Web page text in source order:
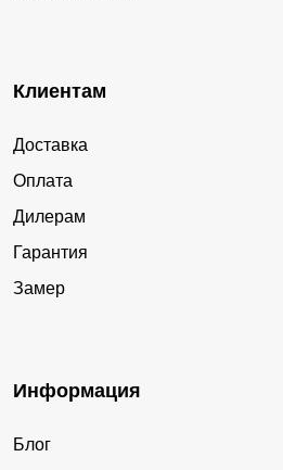
Клиентам
Доставка
Оплата
Дилерам
Гарантия
Замер
Информация
Блог